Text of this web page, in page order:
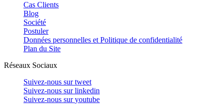
Cas Clients
Blog
Société
Postuler
Données personnelles et Politique de confidentialité
Plan du Site
Réseaux Sociaux
Suivez-nous surtweet
Suivez-nous surlinkedin
Suivez-nous suryoutube